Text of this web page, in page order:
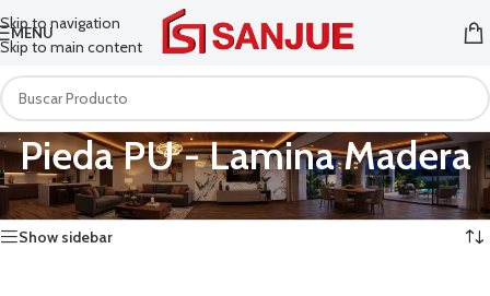
Skip to navigation
Skip to main content
MENU
Pieda PU - Lamina Madera
Inicio /Pieda PU - Lamina Madera Mostrando 4 resultados
Show sidebar